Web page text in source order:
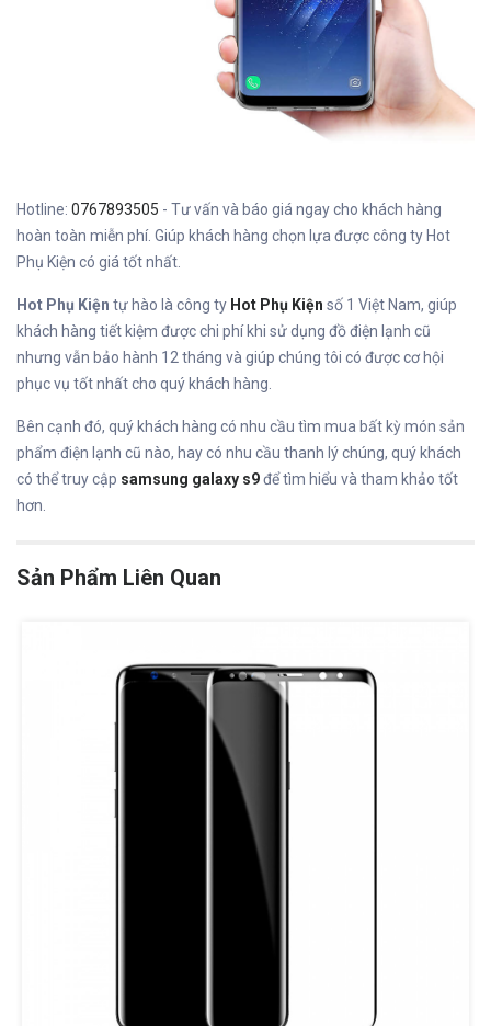
Hotline: 0767893505 - Tư vấn và báo giá ngay cho khách hàng
hoàn toàn miễn phí. Giúp khách hàng chọn lựa được công ty Hot
Phụ Kiện có giá tốt nhất.
Hot Phụ Kiện tự hào là công ty Hot Phụ Kiện số 1 Việt Nam, giúp
khách hàng tiết kiệm được chi phí khi sử dụng đồ điện lạnh cũ
nhưng vẫn bảo hành 12 tháng và giúp chúng tôi có được cơ hội
phục vụ tốt nhất cho quý khách hàng.
Bên cạnh đó, quý khách hàng có nhu cầu tìm mua bất kỳ món sản
phẩm điện lạnh cũ nào, hay có nhu cầu thanh lý chúng, quý khách
có thể truy cập samsung galaxy s9để tìm hiểu và tham khảo tốt
hơn.
Sản Phẩm Liên Quan